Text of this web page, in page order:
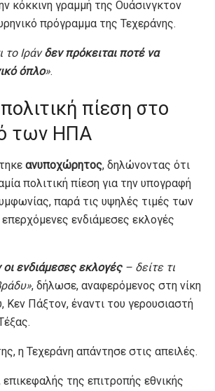
κόκκινη γραμμή της Ουάσινγκτον
πρόγραμμα της Τεχεράνης.
το Ιράνδεν πρόκειται ποτέ να
όπλο».
πίεση στο
των ΗΠΑ
ανυποχώρητος, δηλώνοντας ότι
πολιτική πίεση για την υπογραφή
παρά τις υψηλές τιμές των
ενδιάμεσες εκλογές
ενδιάμεσες εκλογές– δείτε τι
, δήλωσε, αναφερόμενος στη νίκη
Κεν Πάξτον, έναντι του γερουσιαστή
η Τεχεράνη απάντησε στις απειλές.
επικεφαλής της επιτροπής εθνικής